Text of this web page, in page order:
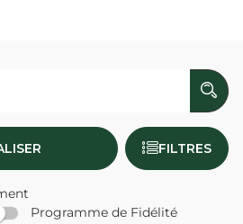
FILTRES
Programme de Fidélité